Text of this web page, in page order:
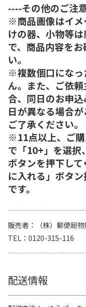
----その他のご注
※商品画像はイメ
けの器、小物等
で、商品内容を
い。
※複数個口になっ
ん。また、ご依
合、同日のお申
日が異なる場合
ご了承ください。
※11点以上、ご
で「10+」を選択
ボタンを押下し
に入れる」ボタ
です。
販売者
（株）郵便局
TEL
0120-315-116
配送情報